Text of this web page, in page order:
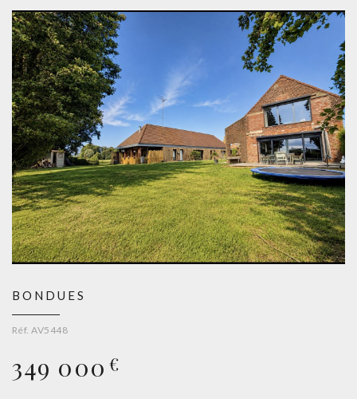
BONDUES
Réf. AV5448
349 000 €